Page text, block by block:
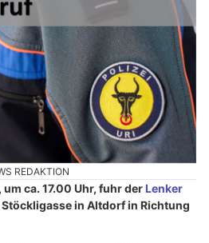
REDAKTION
ca. 17.00 Uhr, fuhr der Lenker
in Altdorf in Richtung